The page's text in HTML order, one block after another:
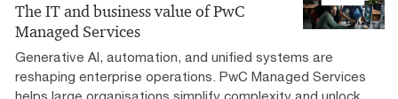
The IT and business value of PwC
Managed Services
Generative AI, automation, and unified systems are
reshaping enterprise operations. PwC Managed Services
helps large organisations simplify complexity and unlock